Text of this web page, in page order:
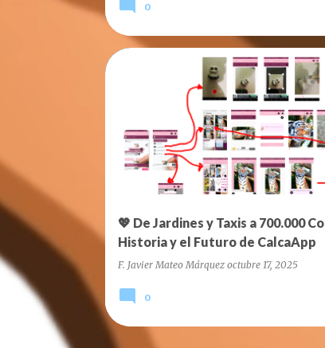
0
💖 De Jardines y Taxis a 700.000
Historia y el Futuro de CalcaApp
F. Javier Mateo Márquez octubre 17, 2025
0